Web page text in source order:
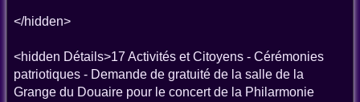
</hidden>
<hidden Détails>17 Activités et Citoyens - Cérémonies
patriotiques - Demande de gratuité de la salle de la
Grange du Douaire pour le concert de la Philarmonie